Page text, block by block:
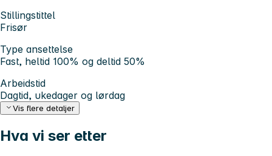
Stillingstittel
Frisør
Type ansettelse
Fast, heltid 100% og deltid 50%
Arbeidstid
Dagtid, ukedager og lørdag
Vis flere detaljer
Hva vi ser etter